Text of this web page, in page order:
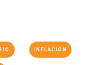
INFLACIÓN